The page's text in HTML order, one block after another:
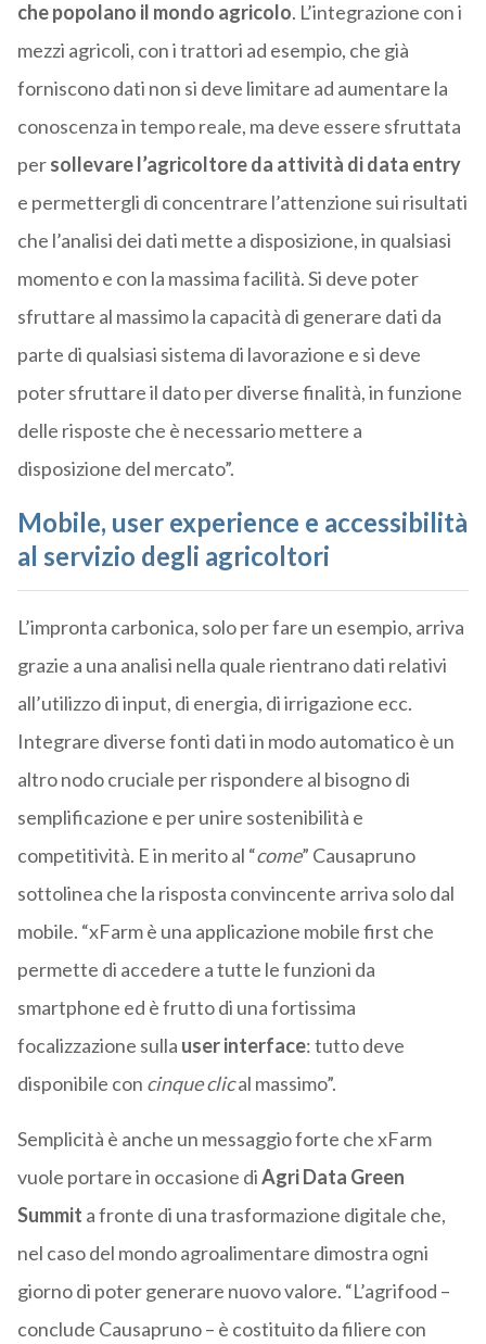
che popolano il mondo agricolo. L’integrazione con i
mezzi agricoli, con i trattori ad esempio, che già
forniscono dati non si deve limitare ad aumentare la
conoscenza in tempo reale, ma deve essere sfruttata
persollevare l’agricoltore da attività di data entry
e permettergli di concentrare l’attenzione sui risultati
che l’analisi dei dati mette a disposizione, in qualsiasi
momento e con la massima facilità. Si deve poter
sfruttare al massimo la capacità di generare dati da
parte di qualsiasi sistema di lavorazione e si deve
poter sfruttare il dato per diverse finalità, in funzione
delle risposte che è necessario mettere a
disposizione del mercato”.
Mobile, user experience e accessibilità
al servizio degli agricoltori
L’impronta carbonica, solo per fare un esempio, arriva
grazie a una analisi nella quale rientrano dati relativi
all’utilizzo di input, di energia, di irrigazione ecc.
Integrare diverse fonti dati in modo automatico è un
altro nodo cruciale per rispondere al bisogno di
semplificazione e per unire sostenibilità e
competitività. E in merito al “come” Causapruno
sottolinea che la risposta convincente arriva solo dal
mobile. “xFarm è una applicazione mobile first che
permette di accedere a tutte le funzioni da
smartphone ed è frutto di una fortissima
focalizzazione sulla user interface: tutto deve
disponibile con cinque clical massimo”.
Semplicità è anche un messaggio forte che xFarm
vuole portare in occasione diAgri Data Green
Summit a fronte di una trasformazione digitale che,
nel caso del mondo agroalimentare dimostra ogni
giorno di poter generare nuovo valore. “L’agrifood –
conclude Causapruno – è costituito da filiere con